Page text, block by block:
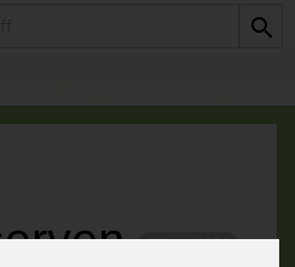
12 von 1226